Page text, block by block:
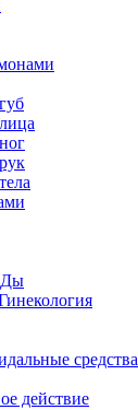
средства
действие